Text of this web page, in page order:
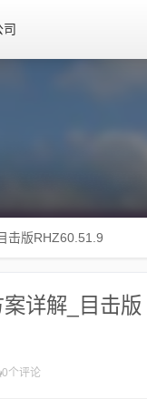
击版RHZ60.51.9
详解_目击版
0个评论